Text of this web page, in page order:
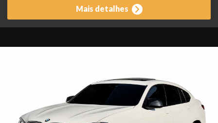
Mais detalhes